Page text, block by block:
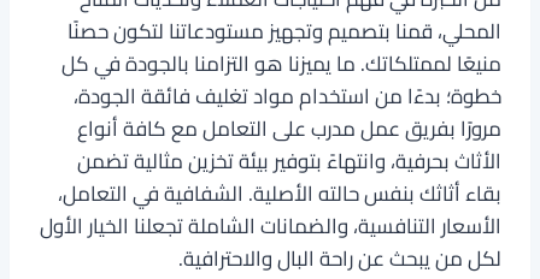
المحلي، قمنا بتصميم وتجهيز مستودعاتنا لتكون حصنًا
منيعًا لممتلكاتك. ما يميزنا هو التزامنا بالجودة في كل
خطوة؛ بدءًا من استخدام مواد تغليف فائقة الجودة،
مرورًا بفريق عمل مدرب على التعامل مع كافة أنواع
الأثاث بحرفية، وانتهاءً بتوفير بيئة تخزين مثالية تضمن
بقاء أثاثك بنفس حالته الأصلية. الشفافية في التعامل،
الأسعار التنافسية، والضمانات الشاملة تجعلنا الخيار الأول
لكل من يبحث عن راحة البال والاحترافية.